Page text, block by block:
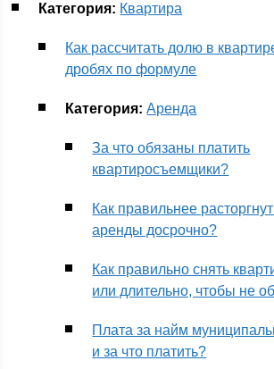
Категория: Квартира
Как рассчитать долю в
дробях по формуле
Категория: Аренда
За что обязаны платить
квартиросъемщики?
Как правильнее
аренды досрочно?
Как правильно снять
или длительно, чтобы не
Плата за найм
и за что платить?